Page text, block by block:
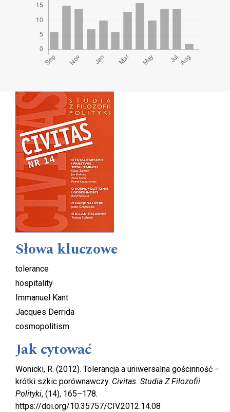
Cover image
Słowa kluczowe
tolerance
hospitality
Immanuel Kant
Jacques Derrida
cosmopolitism
Jak cytować
Wonicki, R. (2012). Tolerancja a uniwersalna gościnność −
krótki szkic porównawczy. Civitas. Studia Z Filozofii
Polityki, (14), 165–178.
https://doi.org/10.35757/CIV.2012.14.08